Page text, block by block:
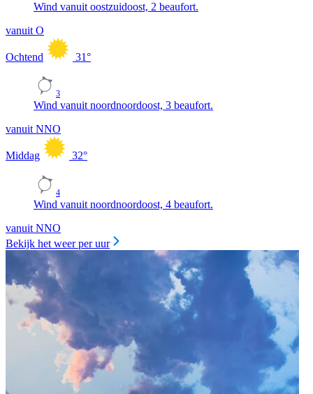
Wind vanuit oostzuidoost, 2 beaufort.
vanuit O
Ochtend 31°
3
Wind vanuit noordnoordoost, 3 beaufort.
vanuit NNO
Middag 32°
4
Wind vanuit noordnoordoost, 4 beaufort.
vanuit NNO
Bekijk het weer per uur